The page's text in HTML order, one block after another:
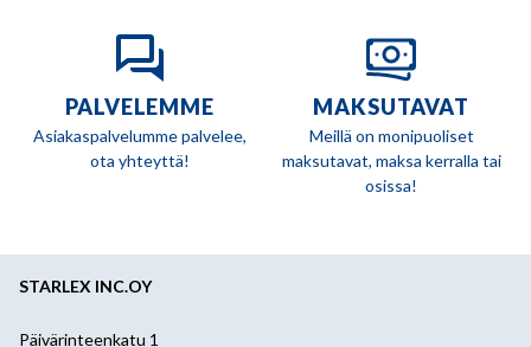
PALVELEMME
Asiakaspalvelumme palvelee,
ota yhteyttä!
MAKSUTAVAT
Meillä on monipuoliset
maksutavat, maksa kerralla tai
osissa!
STARLEX INC.OY
Päivärinteenkatu 1